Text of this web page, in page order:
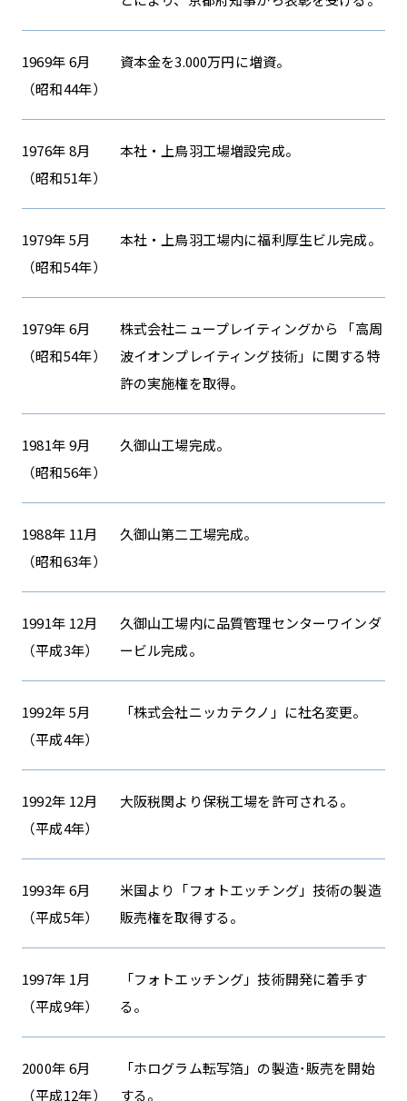
1969年 6月
（昭和44年）
資本金を3.000万円に増資。
1976年 8月
（昭和51年）
本社・上鳥羽工場増設完成。
1979年 5月
（昭和54年）
本社・上鳥羽工場内に福利厚生ビル完成。
1979年 6月
（昭和54年）
株式会社ニュープレイティングから 「高周
波イオンプレイティング技術」に関する特
許の実施権を取得。
1981年 9月
（昭和56年）
久御山工場完成。
1988年 11月
（昭和63年）
久御山第二工場完成。
1991年 12月
（平成3年）
久御山工場内に品質管理センターワインダ
ービル完成。
1992年 5月
（平成4年）
「株式会社ニッカテクノ」に社名変更。
1992年 12月
（平成4年）
大阪税関より保税工場を許可される。
1993年 6月
（平成5年）
米国より「フォトエッチング」技術の製造
販売権を取得する。
1997年 1月
（平成9年）
「フォトエッチング」技術開発に着手す
る。
2000年 6月
（平成12年）
「ホログラム転写箔」の製造･販売を開始
する。